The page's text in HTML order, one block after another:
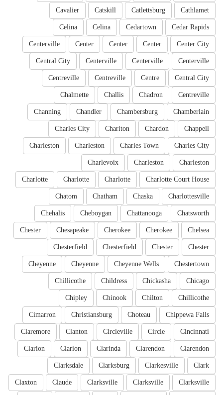
Cathlamet
Catlettsburg
Catskill
Cavalier
Cedar Rapids
Cedartown
Celina
Celina
Center City
Center
Center
Center
Centerville
Centerville
Centerville
Centerville
Central City
Central City
Centre
Centreville
Centreville
Centreville
Chadron
Challis
Chalmette
Chamberlain
Chambersburg
Chandler
Channing
Chappell
Chardon
Chariton
Charles City
Charles City
Charles Town
Charleston
Charleston
Charleston
Charleston
Charlevoix
Charlotte Court House
Charlotte
Charlotte
Charlotte
Charlottesville
Chaska
Chatham
Chatom
Chatsworth
Chattanooga
Cheboygan
Chehalis
Chelsea
Cherokee
Cherokee
Chesapeake
Chester
Chester
Chester
Chesterfield
Chesterfield
Chestertown
Cheyenne Wells
Cheyenne
Cheyenne
Chicago
Chickasha
Childress
Chillicothe
Chillicothe
Chilton
Chinook
Chipley
Chippewa Falls
Choteau
Christiansburg
Cimarron
Cincinnati
Circle
Circleville
Clanton
Claremore
Clarendon
Clarendon
Clarinda
Clarion
Clarion
Clark
Clarkesville
Clarksburg
Clarksdale
Clarksville
Clarksville
Clarksville
Claude
Claxton